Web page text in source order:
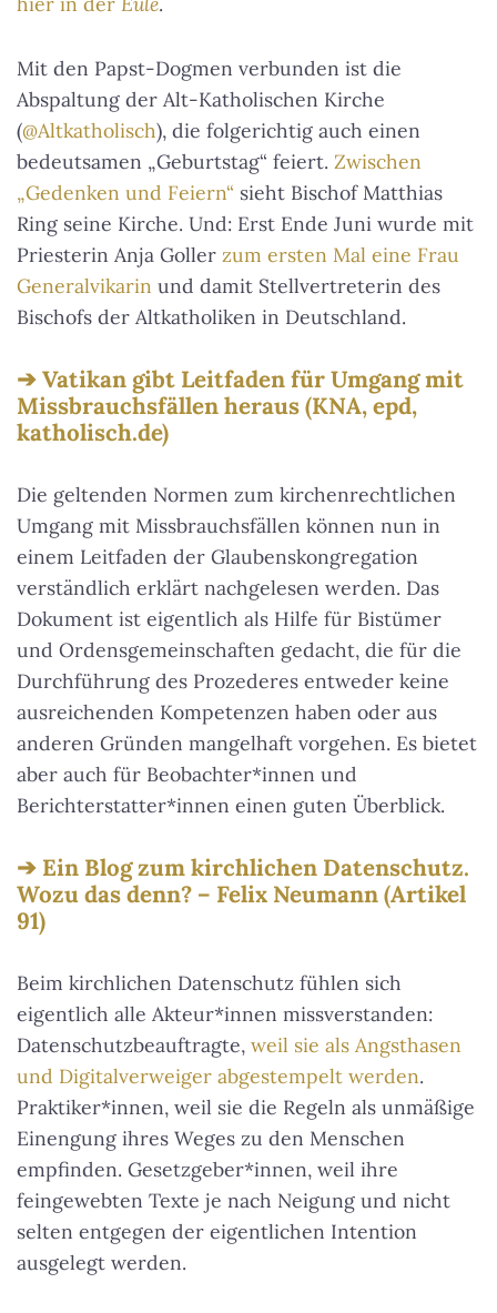
Mit den Papst-Dogmen verbunden ist die
Abspaltung der Alt-Katholischen Kirche
(@Altkatholisch), die folgerichtig auch einen
bedeutsamen „Geburtstag“ feiert. Zwischen
„Gedenken und Feiern“ sieht Bischof Matthias
Ring seine Kirche. Und: Erst Ende Juni wurde mit
Priesterin Anja Goller zum ersten Mal eine Frau
Generalvikarin und damit Stellvertreterin des
Bischofs der Altkatholiken in Deutschland.
Vatikan gibt Leitfaden für Umgang mit
Missbrauchsfällen heraus (KNA, epd,
katholisch.de)
Die geltenden Normen zum kirchenrechtlichen
Umgang mit Missbrauchsfällen können nun in
einem Leitfaden der Glaubenskongregation
verständlich erklärt nachgelesen werden. Das
Dokument ist eigentlich als Hilfe für Bistümer
und Ordensgemeinschaften gedacht, die für die
Durchführung des Prozederes entweder keine
ausreichenden Kompetenzen haben oder aus
anderen Gründen mangelhaft vorgehen. Es bietet
aber auch für Beobachter*innen und
Berichterstatter*innen einen guten Überblick.
Ein Blog zum kirchlichen Datenschutz.
Wozu das denn? – Felix Neumann (Artikel
91)
Beim kirchlichen Datenschutz fühlen sich
eigentlich alle Akteur*innen missverstanden:
Datenschutzbeauftragte, weil sie als Angsthasen
und Digitalverweiger abgestempelt werden.
Praktiker*innen, weil sie die Regeln als unmäßige
Einengung ihres Weges zu den Menschen
empfinden. Gesetzgeber*innen, weil ihre
feingewebten Texte je nach Neigung und nicht
selten entgegen der eigentlichen Intention
ausgelegt werden.